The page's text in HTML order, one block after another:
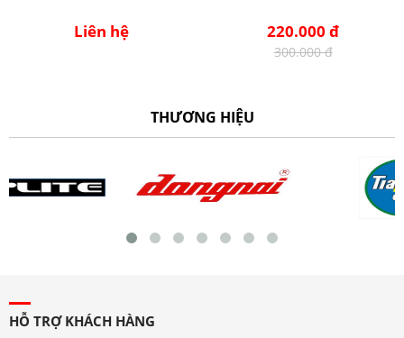
Liên hệ 220.000 đ
300.000 đ
THƯƠNG HIỆU
HỖ TRỢ KHÁCH HÀNG